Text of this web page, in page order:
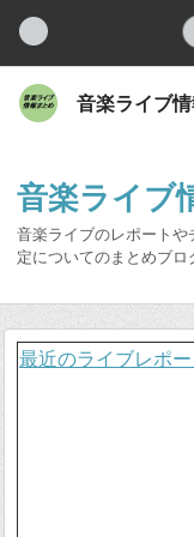
音楽ライブ
音楽ライブ
音楽ライブのレポート
定についてのまとめブロ
最近のライブレポー